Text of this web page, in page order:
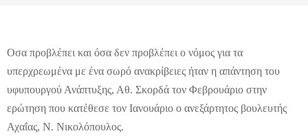
Οσα προβλέπει και όσα δεν προβλέπει ο νόμος για τα
υπερχρεωμένα με ένα σωρό ανακρίβειες ήταν η απάντηση του
υφυπουργού Ανάπτυξης, Αθ. Σκορδά τον Φεβρουάριο στην
ερώτηση που κατέθεσε τον Ιανουάριο ο ανεξάρτητος βουλευτής
Αχαΐας, Ν. Νικολόπουλος.